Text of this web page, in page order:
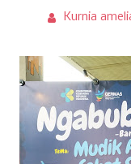
Kurnia